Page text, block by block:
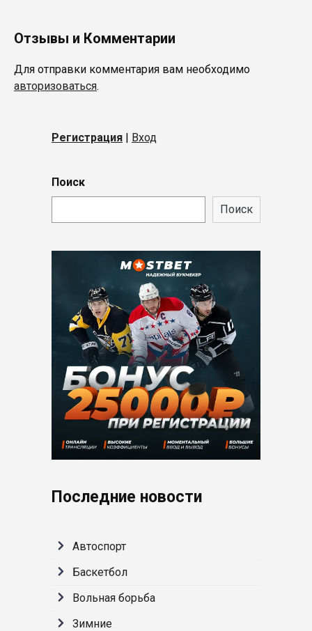
Отзывы и Комментарии
Для отправки комментария вам необходимо
авторизоваться.
Регистрация | Вход
Поиск
Поиск
Последние новости
Автоспорт
Баскетбол
Вольная борьба
Зимние